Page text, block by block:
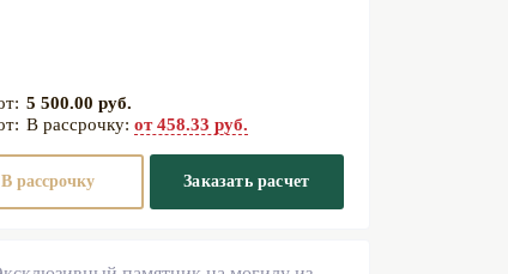
5 500.00 руб.
В рассрочку: от 458.33 руб.
В рассрочку Заказать расчет